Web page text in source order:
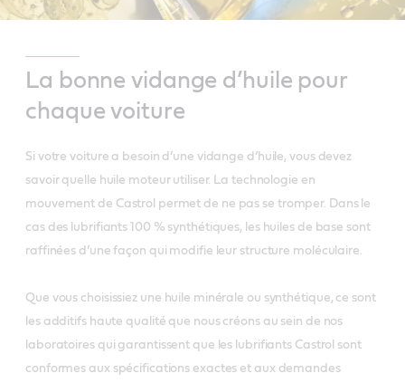
La bonne vidange d’huile pour
chaque voiture
Si votre voiture a besoin d’une vidange d’huile, vous devez
savoir quelle huile moteur utiliser. La technologie en
mouvement de Castrol permet de ne pas se tromper. Dans le
cas des lubrifiants 100 % synthétiques, les huiles de base sont
raffinées d’une façon qui modifie leur structure moléculaire.
Que vous choisissiez une huile minérale ou synthétique, ce sont
les additifs haute qualité que nous créons au sein de nos
laboratoires qui garantissent que les lubrifiants Castrol sont
conformes aux spécifications exactes et aux demandes